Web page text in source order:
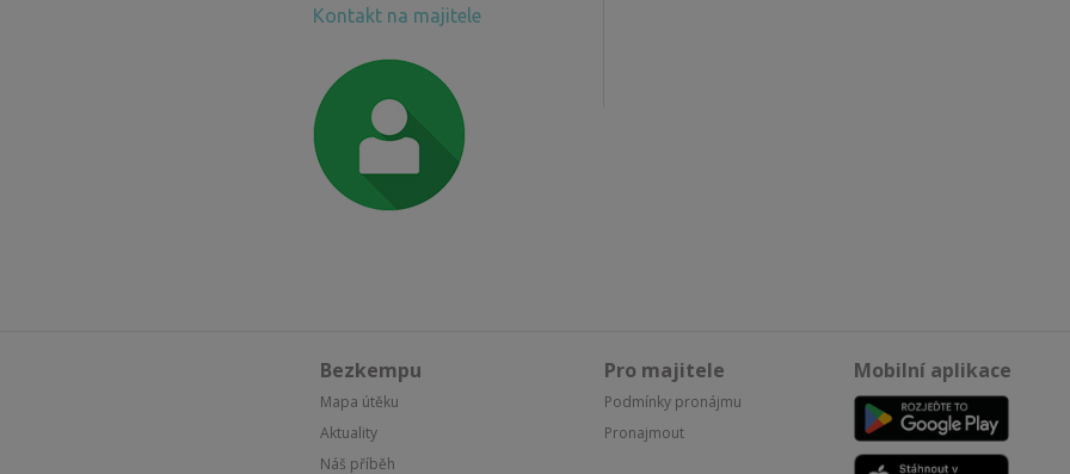
Kontakt na majitele
Bezkempu
Mapa útěku
Aktuality
Náš příběh
Pro majitele
Podmínky pronájmu
Pronajmout
Mobilní aplikace